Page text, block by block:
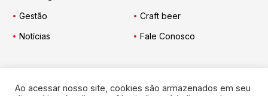
Gestão
Craft beer
Notícias
Fale Conosco
Engarrafador Moderno nas Redes:
Ao acessar nosso site, cookies são armazenados em seu